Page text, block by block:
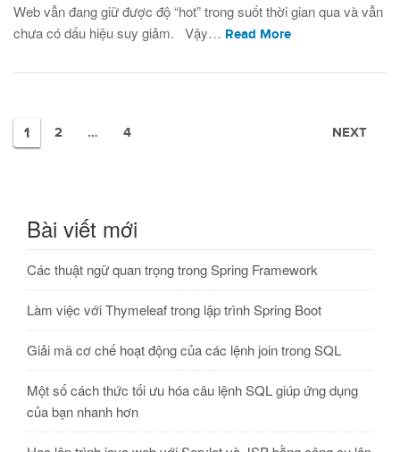
Web vẫn đang giữ được độ “hot” trong suốt thời gian qua và vẫn
chưa có dấu hiệu suy giảm. Vậy… Read More
1 2 … 4 NEXT
Bài viết mới
Các thuật ngữ quan trọng trong Spring Framework
Làm việc với Thymeleaf trong lập trình Spring Boot
Giải mã cơ chế hoạt động của các lệnh join trong SQL
Một số cách thức tối ưu hóa câu lệnh SQL giúp ứng dụng
của bạn nhanh hơn